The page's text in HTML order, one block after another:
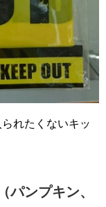
れたくないキッ
パンプキン、